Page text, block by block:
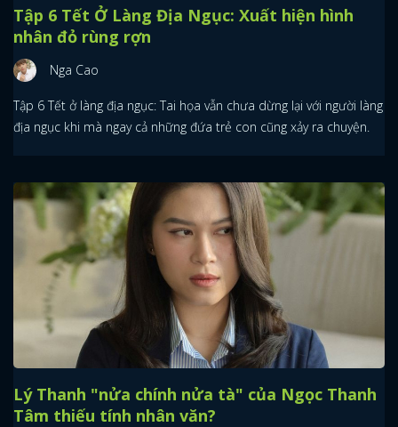
Tập 6 Tết Ở Làng Địa Ngục: Xuất hiện hình
nhân đỏ rùng rợn
Nga Cao
Tập 6 Tết ở làng địa ngục: Tai họa vẫn chưa dừng lại với người làng
địa ngục khi mà ngay cả những đứa trẻ con cũng xảy ra chuyện.
Lý Thanh "nửa chính nửa tà" của Ngọc Thanh
Tâm thiếu tính nhân văn?